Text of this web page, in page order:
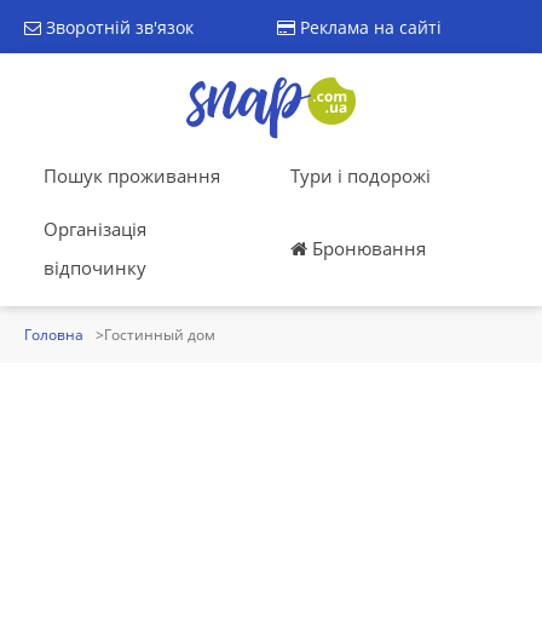
Зворотній зв'язок Реклама на сайті
Пошук проживання Тури і подорожі
Організація
відпочинку
Бронювання
Головна Гостинный дом